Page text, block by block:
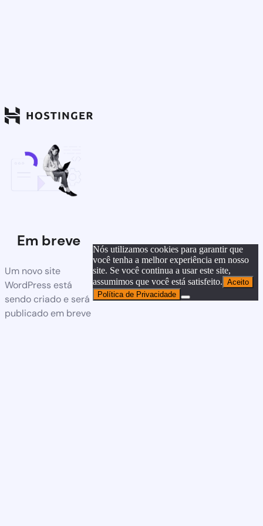
Em breve
Um novo site
WordPress está
sendo criado e será
publicado em breve
Nós utilizamos cookies para garantir que
você tenha a melhor experiência em nosso
site. Se você continua a usar este site,
assumimos que você está satisfeito. Aceito
Política de Privacidade